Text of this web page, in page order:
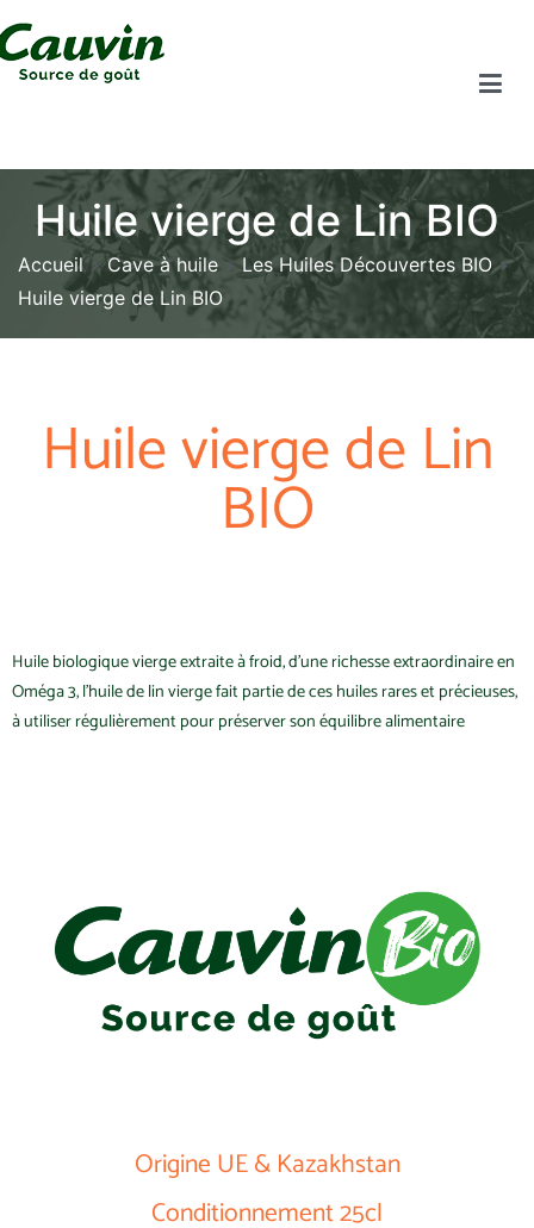
Huile vierge de Lin BIO
Accueil Cave à huile
Les Huiles Découvertes BIO
Huile vierge de Lin BIO
Huile vierge de Lin
BIO
Huile biologique vierge extraite à froid, d’une richesse extraordinaire en
Oméga 3, l’huile de lin vierge fait partie de ces huiles rares et précieuses,
à utiliser régulièrement pour préserver son équilibre alimentaire
Origine UE & Kazakhstan
Conditionnement 25cl